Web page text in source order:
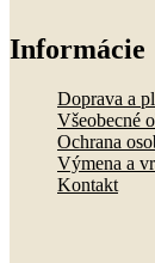
Informácie
Doprava a
Všeobecné
Ochrana
Výmena a
Kontakt